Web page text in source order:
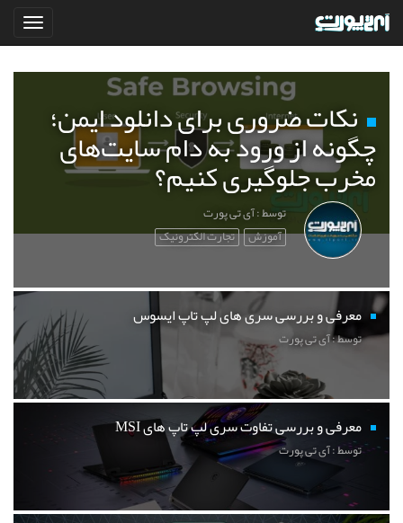
نکات ضروری برای دانلود ایمن؛
چگونه از ورود به دام سایت‌های
مخرب جلوگیری کنیم؟
توسط : آی تی پورت
آموزش تجارت الکترونیک
معرفی و بررسی سری های لپ تاپ ایسوس
توسط : آی تی پورت
معرفی و بررسی تفاوت سری لپ تاپ های MSI
توسط : آی تی پورت